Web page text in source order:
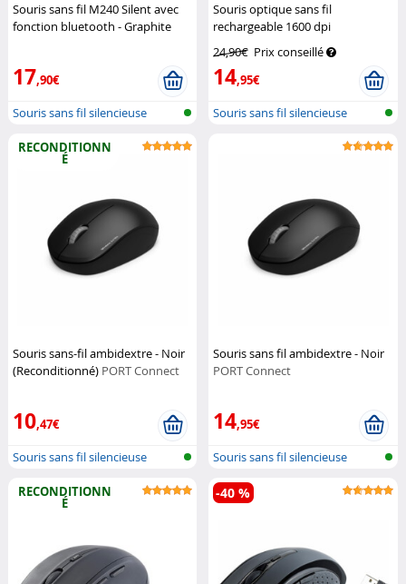
Souris sans fil M240 Silent avec
fonction bluetooth - Graphite
17,90€
Souris sans fil silencieuse
Souris optique sans fil
rechargeable 1600 dpi
24,90€ Prix conseillé
14,95€
Souris sans fil silencieuse
RECONDITIONN
É
Souris sans-fil ambidextre - Noir
(Reconditionné) PORT Connect
10,47€
Souris sans fil silencieuse
Souris sans fil ambidextre - Noir
PORT Connect
14,95€
Souris sans fil silencieuse
RECONDITIONN
É
-40 %